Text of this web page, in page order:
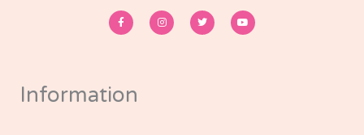
a
c
e
f
n
s
t
w
i
t
o
u
t
Information